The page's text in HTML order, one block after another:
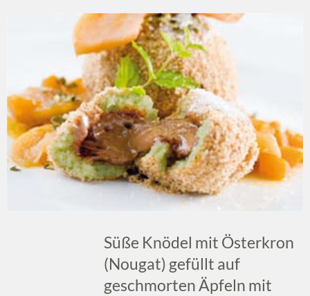
Süße Knödel mit Österkron
(Nougat) gefüllt auf
geschmorten Äpfeln mit